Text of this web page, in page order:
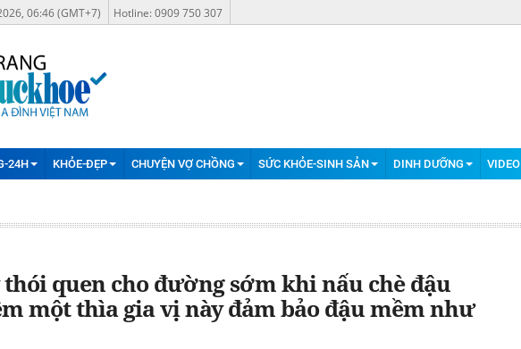
06:46 (GMT+7) Hotline: 0909 750 307
24H KHỎE-ĐẸP CHUYỆN VỢ CHỒNG SỨC KHỎE-SINH SẢN DINH DƯỠNG VIDEO
thói quen cho đường sớm khi nấu chè đậu
một thìa gia vị này đảm bảo đậu mềm như